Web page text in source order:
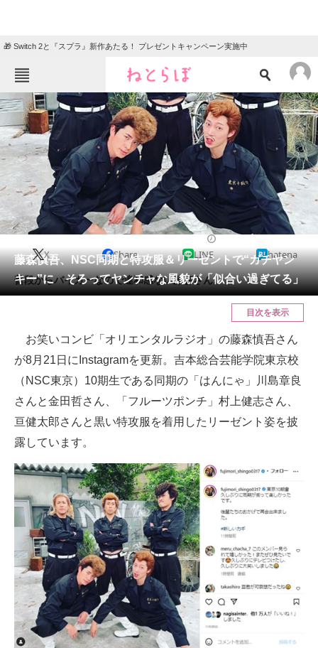
🎁 Switch 2と『スプラ』新作あたる！ プレゼントキャンペーン実施中
ねとらぼメニュー
TOP ニュース
エンタメ クイズ
グルメ 地域
住まい 教育・育児
動物 リサーチ
会員記事
メディア
スマホと通信の最新トレンド
進化するPCとデバイスの未来
好きが集まる 比べて選べる
ビジネスと働き方のヒント
AI活用のいまが分かる
企業ITのトレンドを詳説
経営リーダーのコミュニティ
マーケ×ITの今がよく分かる
ITエンジニア向け専門サイト
藤森慎吾、NSC同期と特攻服＆リーゼントで“ガチヤン
キー”に そろってヤンチャな風貌が「似合い過ぎてる」
X Share LINE hatena
普段からバイカーなので違和感ない藤森さん。
目次を表示
お笑いコンビ「オリエンタルラジオ」の藤森慎吾さん
が8月21日にInstagramを更新。吉本総合芸能学院東京校
（NSC東京）10期生である同期の「はんにゃ」川島章良
さんと金田哲さん、「フルーツポンチ」村上健志さん、
亘健太郎さんと黒い特攻服を着用したリーゼント姿を披
露しています。